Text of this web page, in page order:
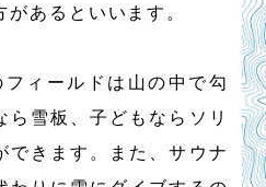
あるといいます。
ィールドは山の中で勾
ら雪板、子どもならソリ
できます。また、サウナ